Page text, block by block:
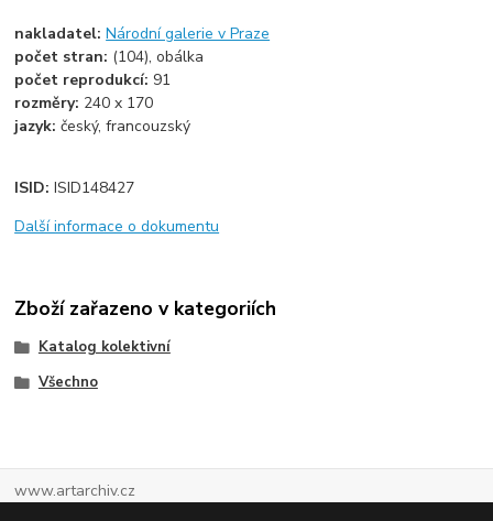
nakladatel:Národní galerie v Praze
počet stran: (104), obálka
počet reprodukcí: 91
rozměry: 240 x 170
jazyk:český, francouzský
ISID:ISID148427
Další informace o dokumentu
Zboží zařazeno v kategoriích
Katalog kolektivní
Všechno
www.artarchiv.cz